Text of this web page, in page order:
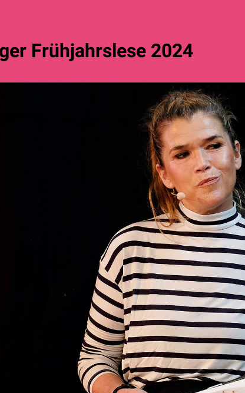
Frühjahrslese 2024